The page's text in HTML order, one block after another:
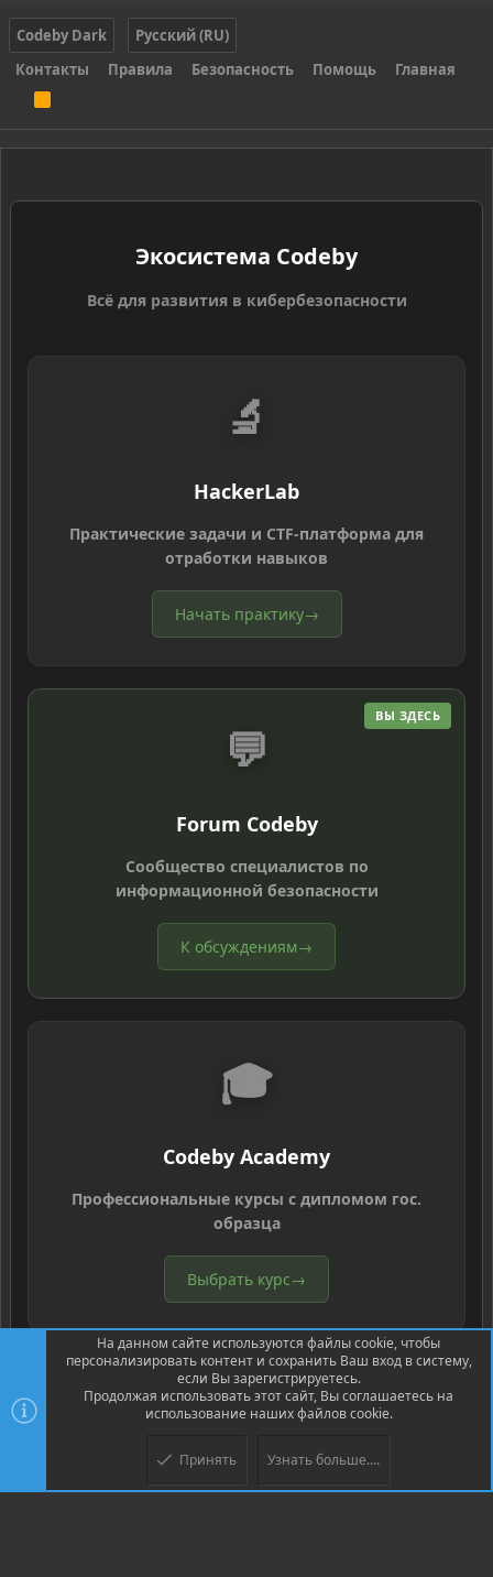
Codeby Dark
Русский (RU)
Контакты
Правила Безопасность Помощь Главная
S
Экосистема Codeby
Всё для развития в кибербезопасности
🔬
HackerLab
Практические задачи и CTF-платформа для
отработки навыков
Начать практику→
ВЫ ЗДЕСЬ
💬
Forum Codeby
Сообщество специалистов по
информационной безопасности
К обсуждениям→
🎓
Codeby Academy
Профессиональные курсы с дипломом гос.
образца
Выбрать курс→
Community platform by XenForo ® © 2010-2026 XenForo Ltd.
© Jason Axelrod of 8WAYRUN
На данном сайте используются файлы cookie, чтобы
персонализировать контент и сохранить Ваш вход в систему,
если Вы зарегистрируетесь.
Продолжая использовать этот сайт, Вы соглашаетесь на
использование наших файлов cookie.
Принять Узнать больше....